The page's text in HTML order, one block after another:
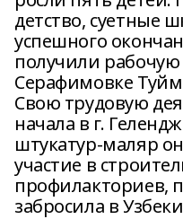
детство, суетные
успешного
получили
Серафимовке
Свою трудовую
начала в г.
штукатур-маляр
участие в
профилакториев,
забросила в